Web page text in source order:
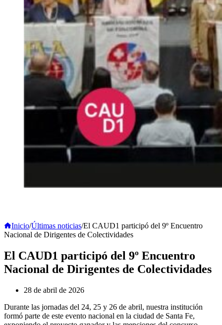
Inicio/Últimas noticias/El CAUD1 participó del 9º Encuentro
Nacional de Dirigentes de Colectividades
El CAUD1 participó del 9º Encuentro
Nacional de Dirigentes de Colectividades
28 de abril de 2026
Durante las jornadas del 24, 25 y 26 de abril, nuestra institución
formó parte de este evento nacional en la ciudad de Santa Fe,